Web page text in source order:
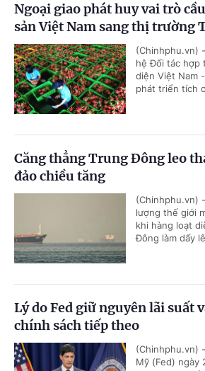
Ngoại giao phát huy vai trò
sản Việt Nam sang thị trường
(Chinhphu.vn)
hệ Đối tác hợp
diện Việt Nam
phát triển tích
Căng thẳng Trung Đông leo
đảo chiều tăng
(Chinhphu.vn)
lượng thế giới
khi hàng loạt
Đông làm dấy
Lý do Fed giữ nguyên lãi suất
chính sách tiếp theo
(Chinhphu.vn)
Mỹ (Fed) ngày